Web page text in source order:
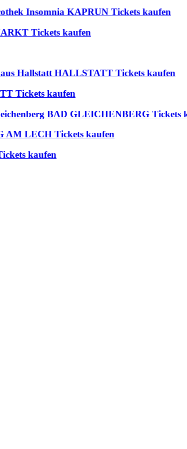
Insomnia KAPRUN Tickets kaufen
Tickets kaufen
Hallstatt HALLSTATT Tickets kaufen
Tickets kaufen
BAD GLEICHENBERG Tickets
AM LECH Tickets kaufen
kaufen